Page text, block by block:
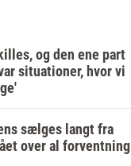
og den ene part
situationer, hvor vi
sælges langt fra
over al forventning